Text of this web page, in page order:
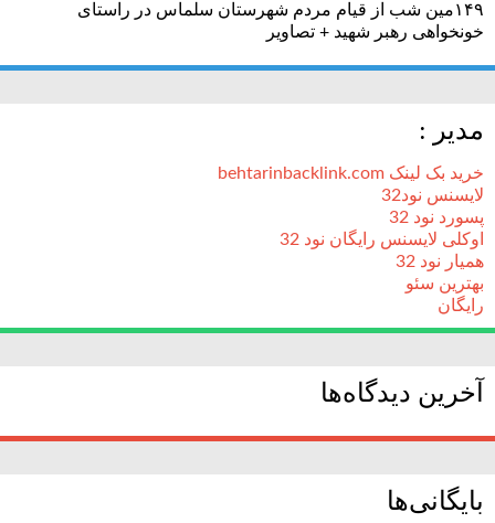
۱۴۹مین شب از قیام مردم شهرستان سلماس در راستای
خونخواهی رهبر شهید + تصاویر
مدیر :
خرید بک لینک behtarinbacklink.com
لایسنس نود32
پسورد نود 32
اوکلی لایسنس رایگان نود 32
همیار نود 32
بهترین سئو
رایگان
آخرین دیدگاه‌ها
بایگانی‌ها